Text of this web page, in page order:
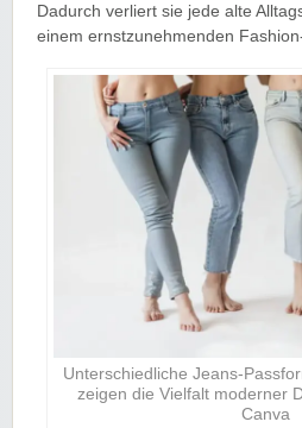
Dadurch verliert sie jede alte
einem ernstzunehmenden
Unterschiedliche Jeans-
zeigen die Vielfalt moderner
Canva